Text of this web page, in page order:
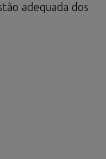
adequada dos